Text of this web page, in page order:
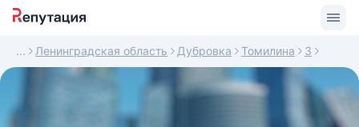
Ленинградская область Дубровка Томилина 3